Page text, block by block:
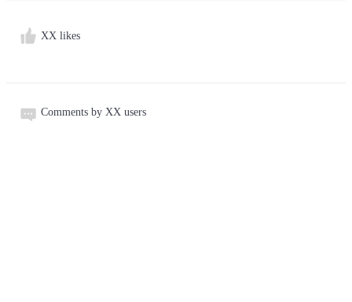
XX likes
Comments by XX users